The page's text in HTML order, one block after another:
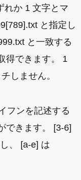
れか 1 文字とマ
と指定し
と一致する
得できます。 1
しません。
フンを記述する
できます。 [3-6]
、 [a-e] は